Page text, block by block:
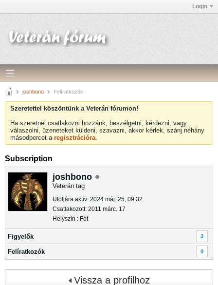
Login
joshbono Felíratkozók
Szeretettel köszöntünk a Veterán fórumon!
Ha szeretnél csatlakozni hozzánk, beszélgetni, kérdezni, vagy
válaszolni, üzeneteket küldeni, szavazni, akkor kérlek, szánj néhány
másodpercet a regisztrációra.
Subscription
joshbono
Veterán tag
Utoljára aktív: 2024 máj. 25, 09:32
Csatlakozott: 2011 márc. 17
Helyszín : Fót
Figyelők 3
Felíratkozók 0
Vissza a profilhoz